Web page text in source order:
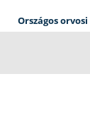
Országos